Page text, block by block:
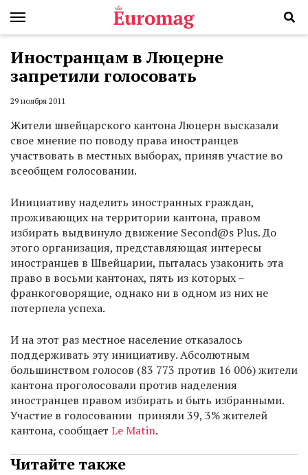
Иностранцам в Люцерне
запретили голосовать
29 ноября 2011
Жители швейцарского кантона Люцерн высказали
свое мнение по поводу права иностранцев
участвовать в местных выборах, приняв участие во
всеобщем голосовании.
Инициативу наделить иностранных граждан,
проживающих на территории кантона, правом
избирать выдвинуло движение Second@s Plus. До
этого организация, представляющая интересы
иностранцев в Швейцарии, пыталась узаконить эта
право в восьми кантонах, пять из которых –
франкоговорящие, однако ни в одном из них не
потерпела успеха.
И на этот раз местное население отказалось
поддерживать эту инициативу. Абсолютным
большинством голосов (83 773 против 16 006) жители
кантона проголосовали против наделения
иностранцев правом избирать и быть избранными.
Участие в голосовании приняли 39, 3% жителей
кантона, сообщает Le Matin.
Читайте также